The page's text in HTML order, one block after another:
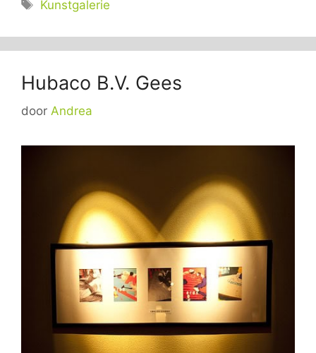
Kunstgalerie
Hubaco B.V. Gees
door Andrea